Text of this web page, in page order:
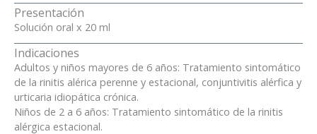
Presentación
Solución oral x 20 ml
Indicaciones
Adultos y niños mayores de 6 años: Tratamiento sintomático
de la rinitis alérica perenne y estacional, conjuntivitis alérfica y
urticaria idiopática crónica.
Niños de 2 a 6 años: Tratamiento sintomático de la rinitis
alérgica estacional.